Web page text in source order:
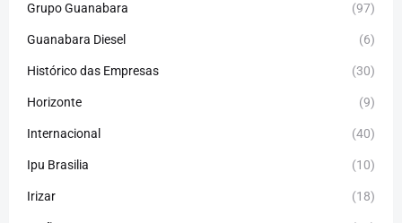
Grupo Guanabara (97)
Guanabara Diesel (6)
Histórico das Empresas (30)
Horizonte (9)
Internacional (40)
Ipu Brasilia (10)
Irizar (18)